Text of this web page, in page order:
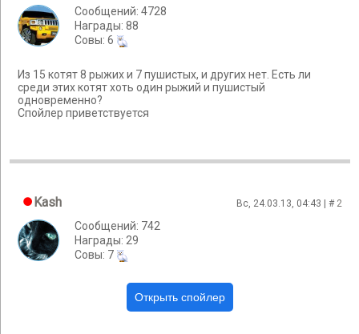
Сообщений: 4728
Награды: 88
Cовы: 6
Из 15 котят 8 рыжих и 7 пушистых, и других нет. Есть ли
среди этих котят хоть один рыжий и пушистый
одновременно?
Спойлер приветствуется
Kash Вс, 24.03.13, 04:43 | # 2
Сообщений: 742
Награды: 29
Cовы: 7